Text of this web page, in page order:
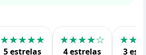
★★★★★
5 estrelas
★★★★☆
4 estrelas 3